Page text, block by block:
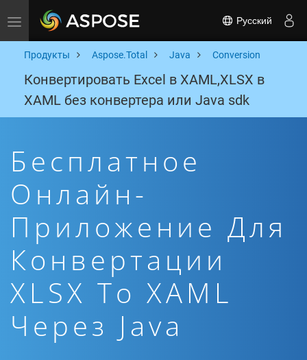
Toggle navigation Русский
Продукты Aspose.Total Java Conversion
Конвертировать Excel в XAML,XLSX в
XAML без конвертера или Java sdk
Бесплатное
Онлайн-
Приложение Для
Конвертации
XLSX To XAML
Через Java